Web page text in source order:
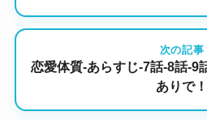
次の記事
恋愛体質-あらすじ-7話-8話-9
ありで！